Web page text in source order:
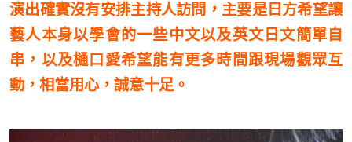
演出確實沒有安排主持人訪問，主要是日方希望讓
藝人本身以學會的一些中文以及英文日文簡單自
串，以及樋口愛希望能有更多時間跟現場觀眾互
動，相當用心，誠意十足。